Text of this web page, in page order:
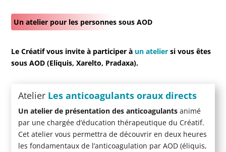
Un atelier pour les personnes sous AOD
Le Créatif vous invite à participer à un atelier si vous êtes
sous AOD (Eliquis, Xarelto, Pradaxa).
Atelier Les anticoagulants oraux directs
Un atelier de présentation des anticoagulants animé
par une chargée d’éducation thérapeutique du Créatif.
Cet atelier vous permettra de découvrir en deux heures
les fondamentaux de l’anticoagulation par AOD (éliquis,